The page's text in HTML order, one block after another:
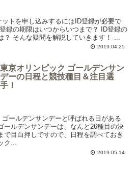
トを申し込みするにはID登録が必要で
録の期限はいつからいつまで？ ID登録の
そんな疑問を解説していきます！ ...
2019.04.25
東京オリンピック ゴールデンサン
デーの日程と競技種目＆注目選
手！
ールデンサンデーと呼ばれる日がある
ールデンサンデーは、なんと26種目の決
で目白押しですので、日程を調べておき
ク...
2019.05.14